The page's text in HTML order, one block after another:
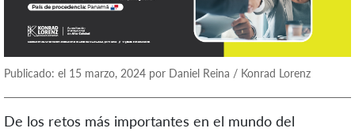
Publicado: el 15 marzo, 2024 por Daniel Reina / Konrad Lorenz
De los retos más importantes en el mundo del